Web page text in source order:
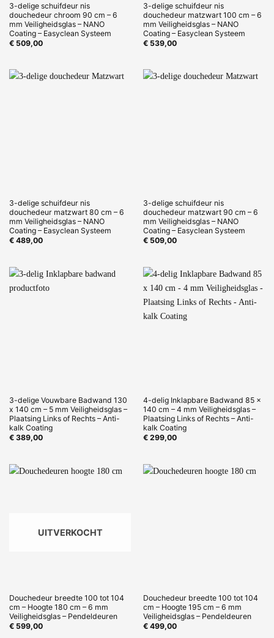
3-delige schuifdeur nis
douchedeur chroom 90 cm – 6
mm Veiligheidsglas – NANO
Coating – Easyclean Systeem
€509,00
3-delige schuifdeur nis
douchedeur matzwart 100 cm – 6
mm Veiligheidsglas – NANO
Coating – Easyclean Systeem
€539,00
3-delige schuifdeur nis
douchedeur matzwart 80 cm – 6
mm Veiligheidsglas – NANO
Coating – Easyclean Systeem
€489,00
3-delige schuifdeur nis
douchedeur matzwart 90 cm – 6
mm Veiligheidsglas – NANO
Coating – Easyclean Systeem
€509,00
3-delige Vouwbare Badwand 130
x 140 cm – 5 mm Veiligheidsglas –
Plaatsing Links of Rechts – Anti-
kalk Coating
€389,00
4-delig Inklapbare Badwand 85 x
140 cm – 4 mm Veiligheidsglas –
Plaatsing Links of Rechts – Anti-
kalk Coating
€299,00
UITVERKOCHT
Douchedeur breedte 100 tot 104
cm – Hoogte 180 cm – 6 mm
Veiligheidsglas – Pendeldeuren
€599,00
Douchedeur breedte 100 tot 104
cm – Hoogte 195 cm – 6 mm
Veiligheidsglas – Pendeldeuren
€499,00